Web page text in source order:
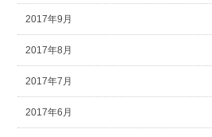
2017年9月
2017年8月
2017年7月
2017年6月